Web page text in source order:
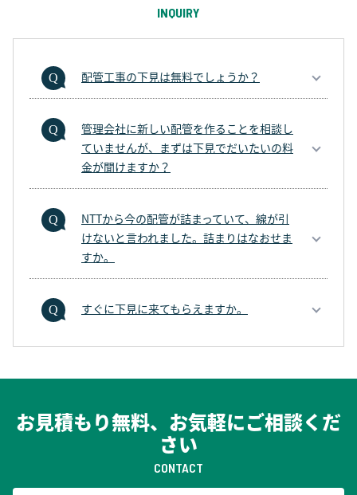
INQUIRY
配管工事の下見は無料でしょうか？
管理会社に新しい配管を作ることを相談し
ていませんが、まずは下見でだいたいの料
金が聞けますか？
NTTから今の配管が詰まっていて、線が引
けないと言われました。詰まりはなおせま
すか。
すぐに下見に来てもらえますか。
お見積もり無料、お気軽にご相談くだ
さい
CONTACT